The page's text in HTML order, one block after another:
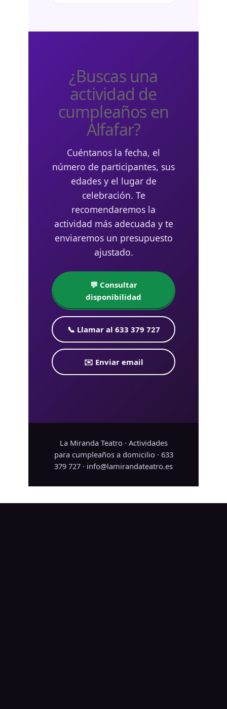
¿Buscas una
actividad de
cumpleaños en
Alfafar?
Cuéntanos la fecha, el
número de participantes, sus
edades y el lugar de
celebración. Te
recomendaremos la
actividad más adecuada y te
enviaremos un presupuesto
ajustado.
💬 Consultar
disponibilidad
📞 Llamar al 633 379 727
✉️ Enviar email
La Miranda Teatro · Actividades
para cumpleaños a domicilio · 633
379 727 · info@lamirandateatro.es